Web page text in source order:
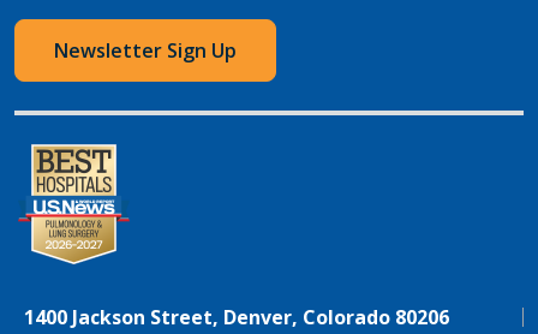
Newsletter Sign Up
1400 Jackson Street, Denver, Colorado 80206